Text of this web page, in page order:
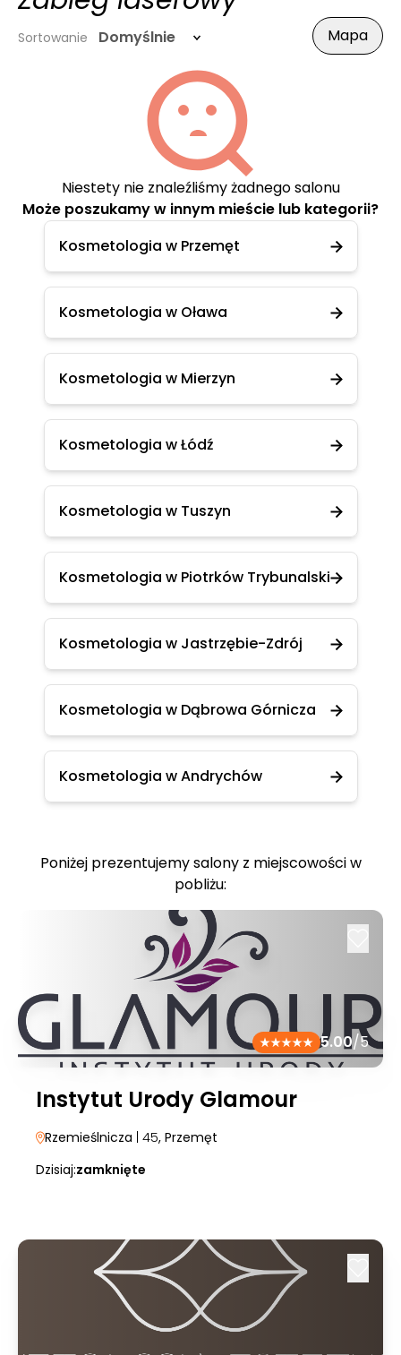
Sortowanie Domyślnie Mapa
Niestety nie znaleźliśmy żadnego salonu
Może poszukamy w innym mieście lub kategorii?
Kosmetologia w Przemęt
Kosmetologia w Oława
Kosmetologia w Mierzyn
Kosmetologia w Łódź
Kosmetologia w Tuszyn
Kosmetologia w Piotrków Trybunalski
Kosmetologia w Jastrzębie-Zdrój
Kosmetologia w Dąbrowa Górnicza
Kosmetologia w Andrychów
Poniżej prezentujemy salony z miejscowości w
pobliżu:
5.00/5
Instytut Urody Glamour
Rzemieślnicza | 45, Przemęt
Dzisiaj:zamknięte